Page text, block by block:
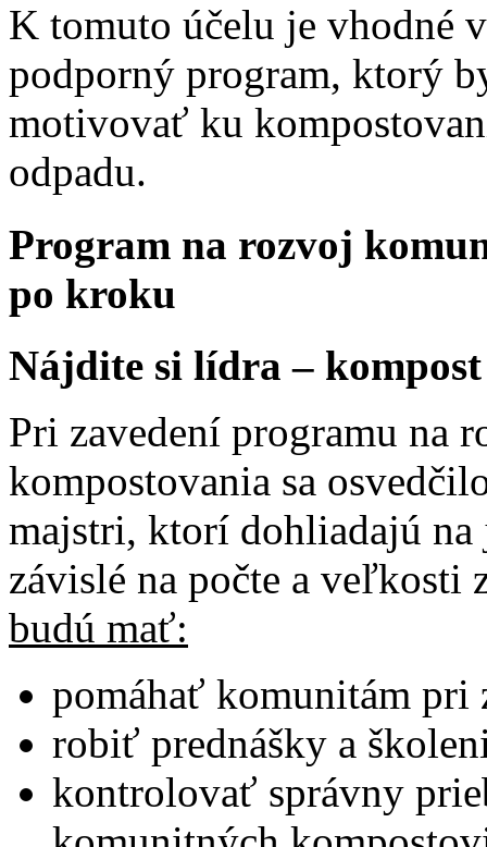
K tomuto účelu je vhodné
podporný program, ktorý
motivovať ku
odpadu.
Program na rozvoj
po kroku
Nájdite si lídra –
Pri zavedení programu na
kompostovania sa
majstri, ktorí dohliadajú na
závislé na počte a
budú mať:
pomáhať komunitám
robiť prednášky a
kontrolovať správny